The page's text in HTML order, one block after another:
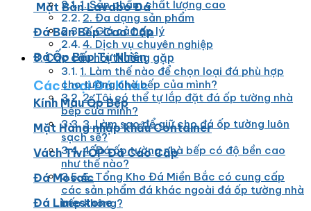
Mặt Bàn Lavabo Đá
Đá Bàn Bếp Cao Cấp
Đá Ốp Bếp Tự Nhiên
Các Loại Đá Khác
Kính Màu Ốp Bếp
Mặt Hàng nhập khẩu Container
Vách Tivi ỐP Đá Cao Cấp
Đá Mosaic
Đá Limestone
1. Sản phẩm chất lượng cao
2. Đa dạng sản phẩm
3. Giá cả hợp lý
4. Dịch vụ chuyên nghiệp
Các câu hỏi thường gặp
1. Làm thế nào để chọn loại đá phù hợp
cho tường nhà bếp của mình?
2. Tôi có thể tự lắp đặt đá ốp tường nhà
bếp của mình?
3. Làm sao để giữ cho đá ốp tường luôn
sạch sẽ?
4. Đá ốp tường nhà bếp có độ bền cao
như thế nào?
5. Tổng Kho Đá Miền Bắc có cung cấp
các sản phẩm đá khác ngoài đá ốp tường nhà
bếp không?